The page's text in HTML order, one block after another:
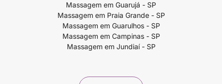
Massagem em Guarujá - SP
Massagem em Praia Grande - SP
Massagem em Guarulhos - SP
Massagem em Campinas - SP
Massagem em Jundiaí - SP